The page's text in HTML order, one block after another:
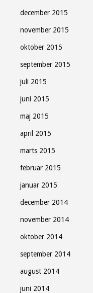
december 2015
november 2015
oktober 2015
september 2015
juli 2015
juni 2015
maj 2015
april 2015
marts 2015
februar 2015
januar 2015
december 2014
november 2014
oktober 2014
september 2014
august 2014
juni 2014